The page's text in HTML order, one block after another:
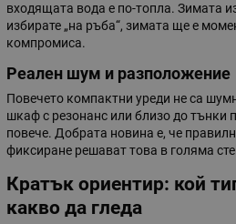
входящата вода е по-топла. Зимата
избирате „на ръба“, зимата ще е
компромиса.
Реален шум и разположение
Повечето компактни уреди не са
шкаф с резонанс или близо до тънки
повече. Добрата новина е, че
фиксиране решават това в голяма
Кратък ориентир: кой
какво да гледа